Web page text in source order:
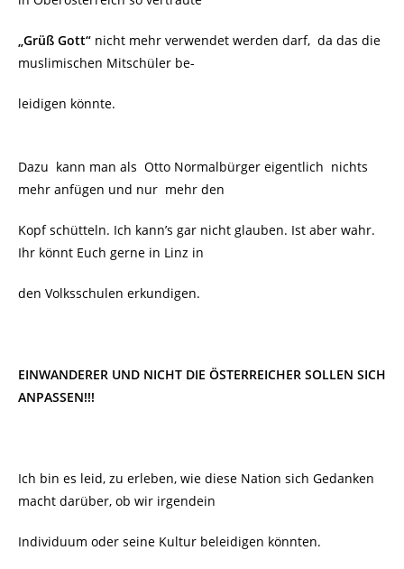
„Grüß Gott“ nicht mehr verwendet werden darf, da das die
muslimischen Mitschüler be-
leidigen könnte.
Dazu kann man als Otto Normalbürger eigentlich nichts
mehr anfügen und nur mehr den
Kopf schütteln. Ich kann’s gar nicht glauben. Ist aber wahr.
Ihr könnt Euch gerne in Linz in
den Volksschulen erkundigen.
EINWANDERER UND NICHT DIE ÖSTERREICHER SOLLEN SICH
ANPASSEN!!!
Ich bin es leid, zu erleben, wie diese Nation sich Gedanken
macht darüber, ob wir irgendein
Individuum oder seine Kultur beleidigen könnten.